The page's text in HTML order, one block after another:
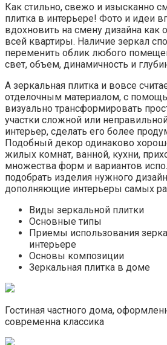
Как стильно, свежо и изысканно
плитка в интерьере! Фото и идеи
вдохновить на смену дизайна как
всей квартиры. Наличие зеркал
переменить облик любого
свет, объем, динамичность и
А зеркальная плитка и вовсе
отделочным материалом, с
визуально трансформировать
участки сложной или
интерьер, сделать его более
Подобный декор одинаково
жилых комнат, ванной, кухни,
множества форм и вариантов
подобрать изделия нужного
дополняющие интерьеры самых
Виды зеркальной плитки
Основные типы
Приемы использования
интерьере
Основы композиции
Зеркальная плитка в доме
Гостиная частного дома,
современна классика